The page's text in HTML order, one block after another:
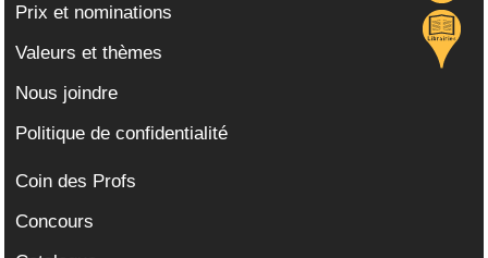
Prix et nominations
Valeurs et thèmes
Nous joindre
Politique de confidentialité
Coin des Profs
Concours